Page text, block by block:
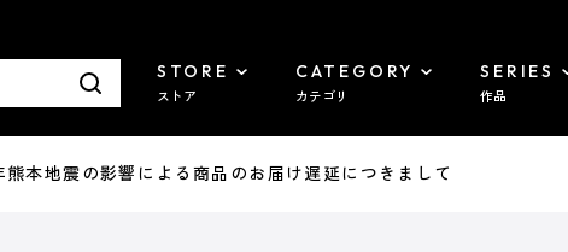
STORE
ストア
CATEGORY
カテゴリ
SERIES
作品
地震の影響による商品のお届け遅延につきまして